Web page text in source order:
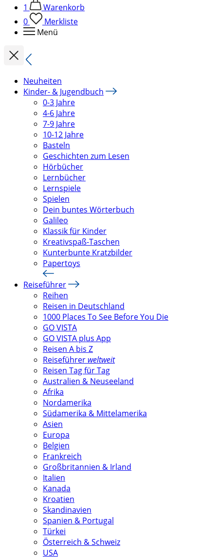
1
Warenkorb
0
Merkliste
Menü
Neuheiten
Kinder- & Jugendbuch
0-3 Jahre
4-6 Jahre
7-9 Jahre
10-12 Jahre
Basteln
Geschichten zum Lesen
Hörbücher
Lernbücher
Lernspiele
Spielen
Dein buntes Wörterbuch
Galileo
Klassik für Kinder
Kreativspaß-Taschen
Kunterbunte Kratzbilder
Papertoys
Reiseführer
Reihen
Reisen in Deutschland
1000 Places To See Before You Die
GO VISTA
GO VISTA plus App
Reisen A bis Z
Reiseführer weltweit
Reisen Tag für Tag
Australien & Neuseeland
Afrika
Nordamerika
Südamerika & Mittelamerika
Asien
Europa
Belgien
Frankreich
Großbritannien & Irland
Italien
Kanada
Kroatien
Skandinavien
Spanien & Portugal
Türkei
Österreich & Schweiz
USA